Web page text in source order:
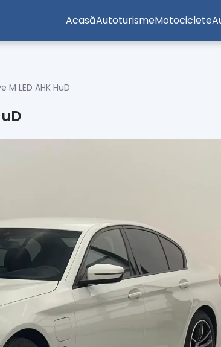
AcasăAutoturismeMotociclete
LED AHK HuD